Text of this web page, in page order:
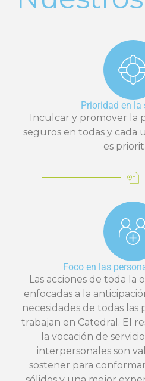
Prioridad en la
Inculcar y promover la
seguros en todas y cada
es
Foco en las
Las acciones de toda la
enfocadas a la
necesidades de todas las
trabajan en Catedral. El
la vocación de
interpersonales son
sostener para